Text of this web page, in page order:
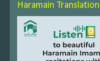
Haramain